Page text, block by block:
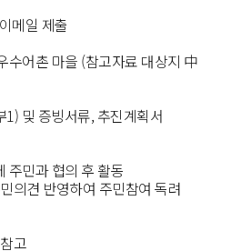
메일 제출
수어촌 마을 (참고자료 대상지 中
및 증빙서류, 추진계획서
주민과 협의 후 활동
의견 반영하여 주민참여 독려
고